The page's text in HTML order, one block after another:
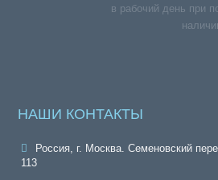
в рабочий день при
НАШИ КОНТАКТЫ
Россия, г. Москва. Семеновский
113